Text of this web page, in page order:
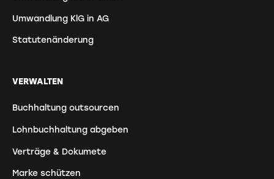
Umwandlung KlG in AG
Statutenänderung
VERWALTEN
Buchhaltung outsourcen
Lohnbuchhaltung abgeben
Verträge & Dokumete
Marke schützen